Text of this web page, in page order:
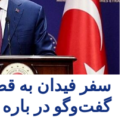
سفر فیدان به
گفت‌وگو در